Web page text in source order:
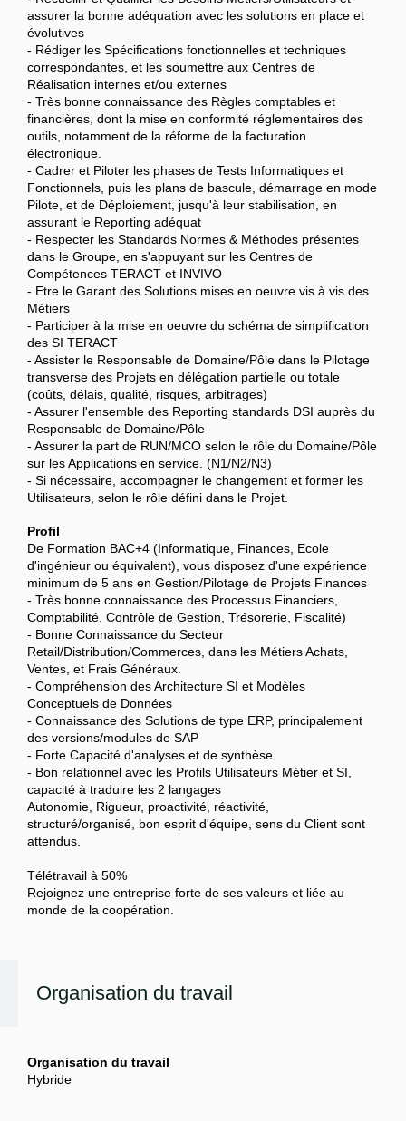
assurer la bonne adéquation avec les solutions en place et
évolutives
- Rédiger les Spécifications fonctionnelles et techniques
correspondantes, et les soumettre aux Centres de
Réalisation internes et/ou externes
- Très bonne connaissance des Règles comptables et
financières, dont la mise en conformité réglementaires des
outils, notamment de la réforme de la facturation
électronique.
- Cadrer et Piloter les phases de Tests Informatiques et
Fonctionnels, puis les plans de bascule, démarrage en mode
Pilote, et de Déploiement, jusqu'à leur stabilisation, en
assurant le Reporting adéquat
- Respecter les Standards Normes & Méthodes présentes
dans le Groupe, en s'appuyant sur les Centres de
Compétences TERACT et INVIVO
- Etre le Garant des Solutions mises en oeuvre vis à vis des
Métiers
- Participer à la mise en oeuvre du schéma de simplification
des SI TERACT
- Assister le Responsable de Domaine/Pôle dans le Pilotage
transverse des Projets en délégation partielle ou totale
(coûts, délais, qualité, risques, arbitrages)
- Assurer l'ensemble des Reporting standards DSI auprès du
Responsable de Domaine/Pôle
- Assurer la part de RUN/MCO selon le rôle du Domaine/Pôle
sur les Applications en service. (N1/N2/N3)
- Si nécessaire, accompagner le changement et former les
Utilisateurs, selon le rôle défini dans le Projet.
Profil
De Formation BAC+4 (Informatique, Finances, Ecole
d'ingénieur ou équivalent), vous disposez d'une expérience
minimum de 5 ans en Gestion/Pilotage de Projets Finances
- Très bonne connaissance des Processus Financiers,
Comptabilité, Contrôle de Gestion, Trésorerie, Fiscalité)
- Bonne Connaissance du Secteur
Retail/Distribution/Commerces, dans les Métiers Achats,
Ventes, et Frais Généraux.
- Compréhension des Architecture SI et Modèles
Conceptuels de Données
- Connaissance des Solutions de type ERP, principalement
des versions/modules de SAP
- Forte Capacité d'analyses et de synthèse
- Bon relationnel avec les Profils Utilisateurs Métier et SI,
capacité à traduire les 2 langages
Autonomie, Rigueur, proactivité, réactivité,
structuré/organisé, bon esprit d'équipe, sens du Client sont
attendus.
Télétravail à 50%
Rejoignez une entreprise forte de ses valeurs et liée au
monde de la coopération.
Organisation du travail
Organisation du travail
Hybride